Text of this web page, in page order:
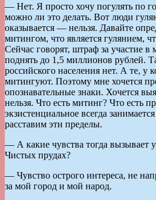
— Нет. Я просто хочу погулять по
можно ли это делать. Вот люди
оказывается — нельзя. Давайте
митингом, что является гулянием,
Сейчас говорят, штраф за участие в
поднять до 1,5 миллионов рублей.
российского населения нет. А те, у
митингуют. Поэтому мне хочется
опознавательные знаки. Хочется
нельзя. Что есть митинг? Что есть
экзистенциальное всегда
расставим эти пределы.
— А какие чувства тогда вызывает
Чистых прудах?
— Чувство острого интереса, не
за мой город и мой народ.